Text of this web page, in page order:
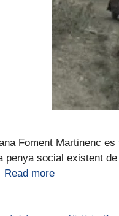
Foment Martinenc
penya social existent
Read more